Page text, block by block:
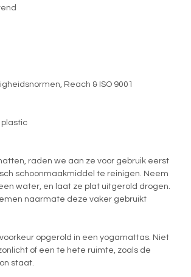
Reach & ISO 9001
plastic
raden we aan ze voor gebruik eerst
schoonmaakmiddel te reinigen. Neem
water, en laat ze plat uitgerold drogen.
naarmate deze vaker gebruikt
opgerold in een yogamattas. Niet
of een te hete ruimte, zoals de
staat.